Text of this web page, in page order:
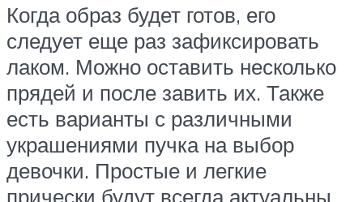
Когда образ будет готов, его
следует еще раз зафиксировать
лаком. Можно оставить несколько
прядей и после завить их. Также
есть варианты с различными
украшениями пучка на выбор
девочки. Простые и легкие
прически будут всегда актуальны